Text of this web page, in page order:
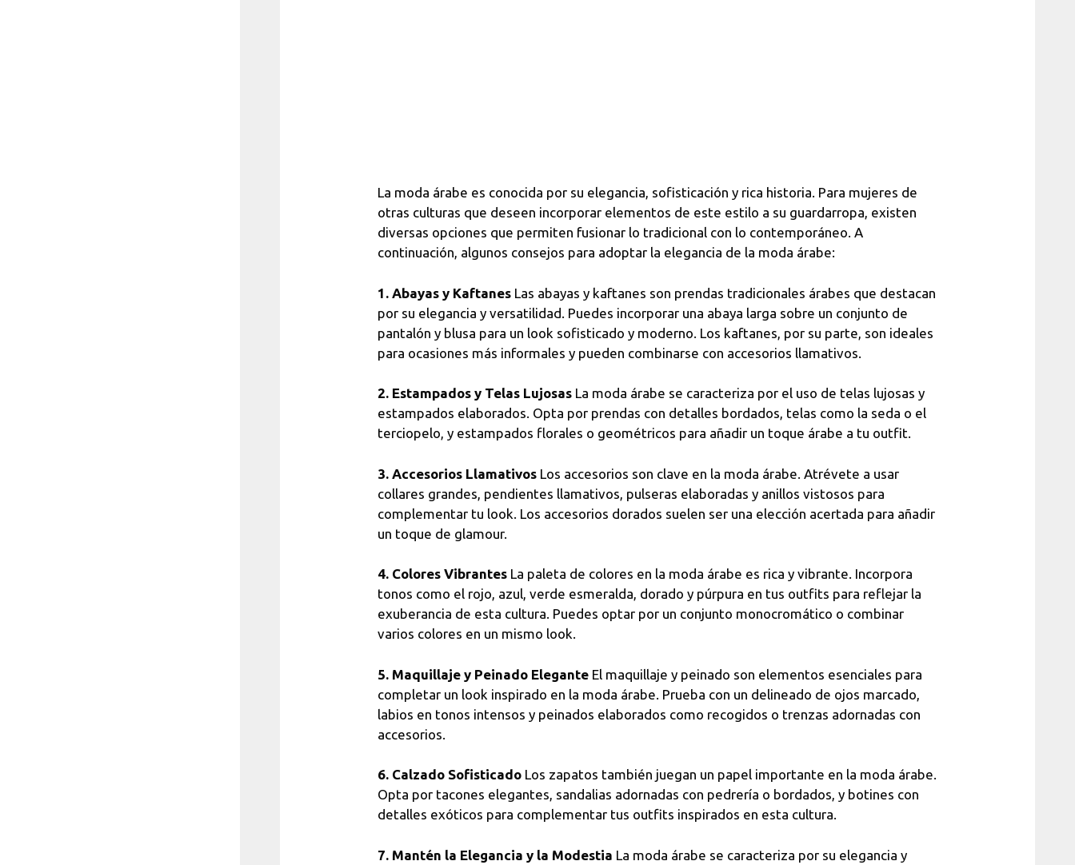
La moda árabe es conocida por su elegancia, sofisticación y rica historia. Para mujeres de
otras culturas que deseen incorporar elementos de este estilo a su guardarropa, existen
diversas opciones que permiten fusionar lo tradicional con lo contemporáneo. A
continuación, algunos consejos para adoptar la elegancia de la moda árabe:
1. Abayas y Kaftanes Las abayas y kaftanes son prendas tradicionales árabes que destacan
por su elegancia y versatilidad. Puedes incorporar una abaya larga sobre un conjunto de
pantalón y blusa para un look sofisticado y moderno. Los kaftanes, por su parte, son ideales
para ocasiones más informales y pueden combinarse con accesorios llamativos.
2. Estampados y Telas Lujosas La moda árabe se caracteriza por el uso de telas lujosas y
estampados elaborados. Opta por prendas con detalles bordados, telas como la seda o el
terciopelo, y estampados florales o geométricos para añadir un toque árabe a tu outfit.
3. Accesorios Llamativos Los accesorios son clave en la moda árabe. Atrévete a usar
collares grandes, pendientes llamativos, pulseras elaboradas y anillos vistosos para
complementar tu look. Los accesorios dorados suelen ser una elección acertada para añadir
un toque de glamour.
4. Colores Vibrantes La paleta de colores en la moda árabe es rica y vibrante. Incorpora
tonos como el rojo, azul, verde esmeralda, dorado y púrpura en tus outfits para reflejar la
exuberancia de esta cultura. Puedes optar por un conjunto monocromático o combinar
varios colores en un mismo look.
5. Maquillaje y Peinado Elegante El maquillaje y peinado son elementos esenciales para
completar un look inspirado en la moda árabe. Prueba con un delineado de ojos marcado,
labios en tonos intensos y peinados elaborados como recogidos o trenzas adornadas con
accesorios.
6. Calzado Sofisticado Los zapatos también juegan un papel importante en la moda árabe.
Opta por tacones elegantes, sandalias adornadas con pedrería o bordados, y botines con
detalles exóticos para complementar tus outfits inspirados en esta cultura.
7. Mantén la Elegancia y la Modestia La moda árabe se caracteriza por su elegancia y